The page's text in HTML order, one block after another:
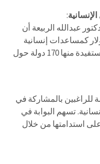
:
عبدالله الربيعة أن
من 130 مليار دولار كمساعدات إنسانية
وإغاثية منذ العام 1996 وحتى 2024 مستفيدة منها 170 دولة حول
للراغبين بالمشاركة في
تسهم البوابة في
استدامتها من خلال